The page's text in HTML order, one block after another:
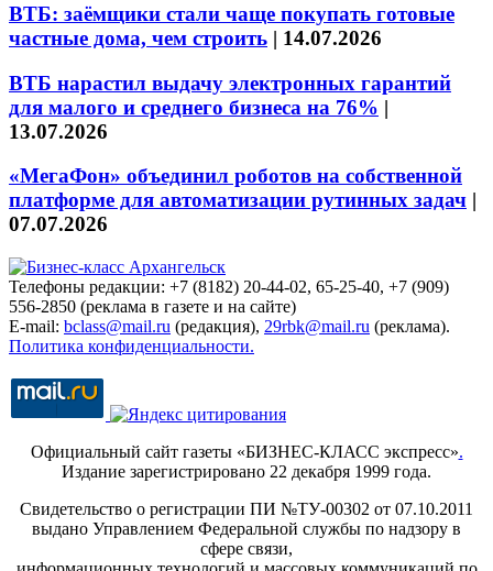
ВТБ: заёмщики стали чаще покупать готовые
частные дома, чем строить | 14.07.2026
ВТБ нарастил выдачу электронных гарантий
для малого и среднего бизнеса на 76% |
13.07.2026
«МегаФон» объединил роботов на собственной
платформе для автоматизации рутинных задач |
07.07.2026
Телефоны редакции: +7 (8182) 20-44-02, 65-25-40, +7 (909)
556-2850 (реклама в газете и на сайте)
E-mail: bclass@mail.ru (редакция), 29rbk@mail.ru (реклама).
Политика конфиденциальности.
Официальный сайт газеты «БИЗНЕС-КЛАСС экспресс».
Издание зарегистрировано 22 декабря 1999 года.
Свидетельство о регистрации ПИ №ТУ-00302 от 07.10.2011
выдано Управлением Федеральной службы по надзору в
сфере связи,